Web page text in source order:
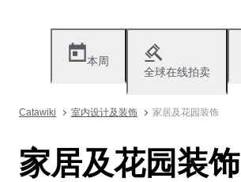
本周
全球在线拍卖
Catawiki 室内设计及装饰 家居及花园装饰
家居及花园装饰